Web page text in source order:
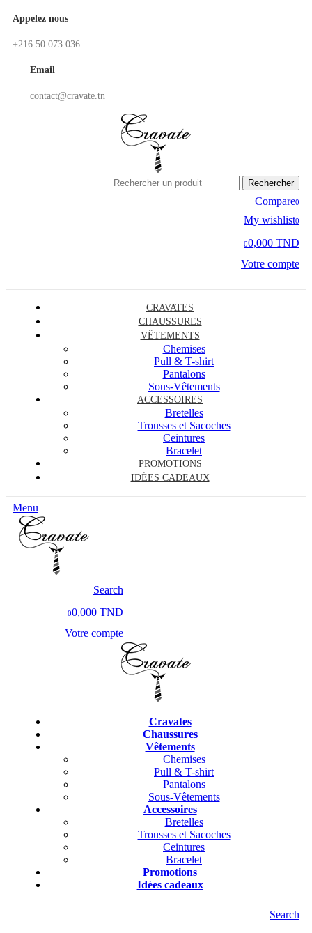
Appelez nous
+216 50 073 036
Email
contact@cravate.tn
Rechercher
Compare0
My wishlist0
00,000 TND
Votre compte
CRAVATES
CHAUSSURES
VÊTEMENTS
Chemises
Pull & T-shirt
Pantalons
Sous-Vêtements
ACCESSOIRES
Bretelles
Trousses et Sacoches
Ceintures
Bracelet
PROMOTIONS
IDÉES CADEAUX
Menu
Search
00,000 TND
Votre compte
Cravates
Chaussures
Vêtements
Chemises
Pull & T-shirt
Pantalons
Sous-Vêtements
Accessoires
Bretelles
Trousses et Sacoches
Ceintures
Bracelet
Promotions
Idées cadeaux
Search